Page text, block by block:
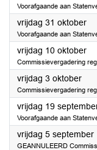
Voorafgaande aan
vrijdag 31 oktober
Voorafgaande aan
vrijdag 10 oktober
Commissievergadering
vrijdag 3 oktober2025
Commissievergadering
vrijdag 19
Voorafgaande aan
vrijdag 5 september
GEANNULEERD